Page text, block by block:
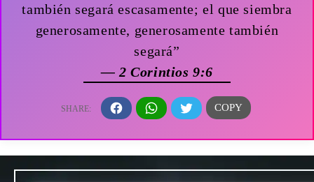
también segará escasamente; el que siembra
generosamente, generosamente también
segará”
— 2 Corintios 9:6